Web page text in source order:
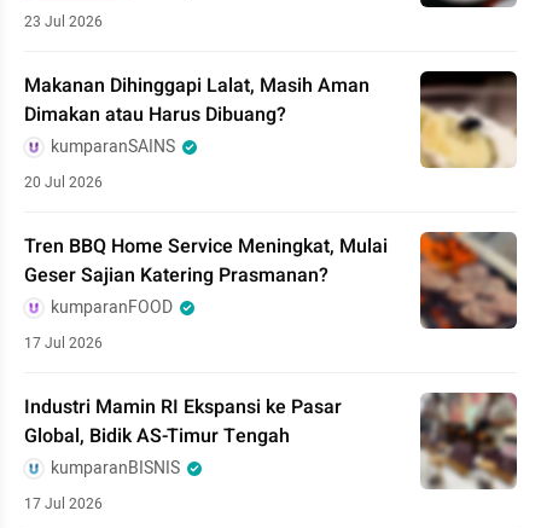
23 Jul 2026
Makanan Dihinggapi Lalat, Masih Aman
Dimakan atau Harus Dibuang?
kumparanSAINS
20 Jul 2026
Tren BBQ Home Service Meningkat, Mulai
Geser Sajian Katering Prasmanan?
kumparanFOOD
17 Jul 2026
Industri Mamin RI Ekspansi ke Pasar
Global, Bidik AS-Timur Tengah
kumparanBISNIS
17 Jul 2026